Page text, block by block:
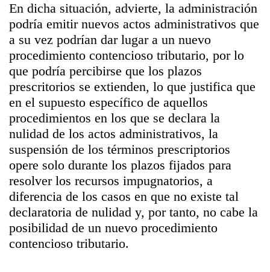
En dicha situación, advierte, la administración
podría emitir nuevos actos administrativos que
a su vez podrían dar lugar a un nuevo
procedimiento contencioso tributario, por lo
que podría percibirse que los plazos
prescritorios se extienden, lo que justifica que
en el supuesto específico de aquellos
procedimientos en los que se declara la
nulidad de los actos administrativos, la
suspensión de los términos prescriptorios
opere solo durante los plazos fijados para
resolver los recursos impugnatorios, a
diferencia de los casos en que no existe tal
declaratoria de nulidad y, por tanto, no cabe la
posibilidad de un nuevo procedimiento
contencioso tributario.